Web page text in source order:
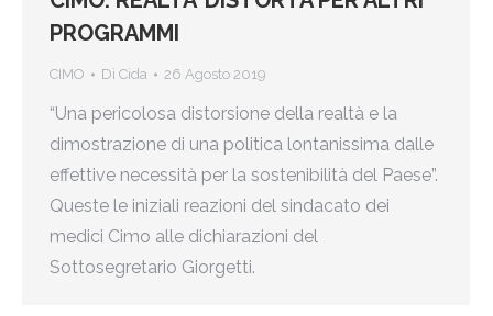
PROGRAMMI
CIMO Di Cida 26 Agosto 2019
“Una pericolosa distorsione della realtà e la
dimostrazione di una politica lontanissima dalle
effettive necessità per la sostenibilità del Paese”.
Queste le iniziali reazioni del sindacato dei
medici Cimo alle dichiarazioni del
Sottosegretario Giorgetti.